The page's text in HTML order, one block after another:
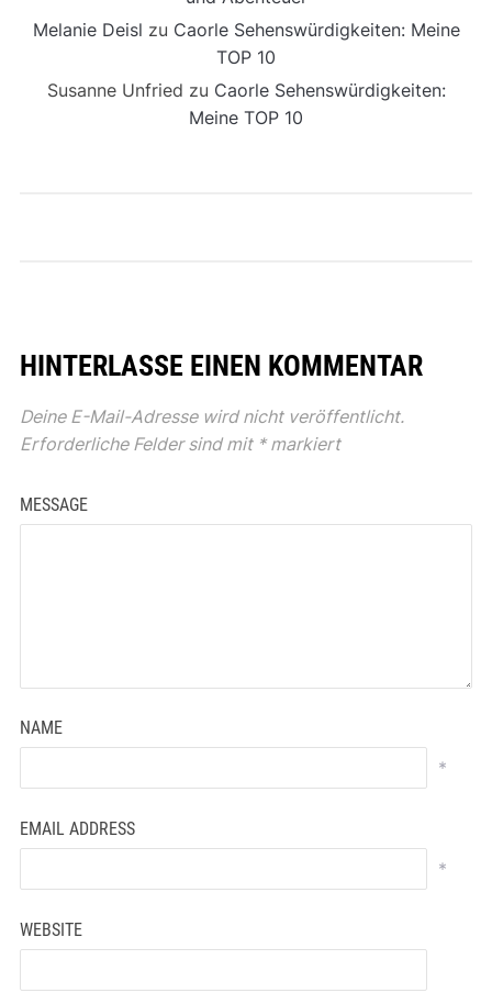
Melanie Deisl zu Caorle Sehenswürdigkeiten: Meine
TOP 10
Susanne Unfried zu Caorle Sehenswürdigkeiten:
Meine TOP 10
HINTERLASSE EINEN KOMMENTAR
Deine E-Mail-Adresse wird nicht veröffentlicht.
Erforderliche Felder sind mit *markiert
MESSAGE
NAME
*
EMAIL ADDRESS
*
WEBSITE